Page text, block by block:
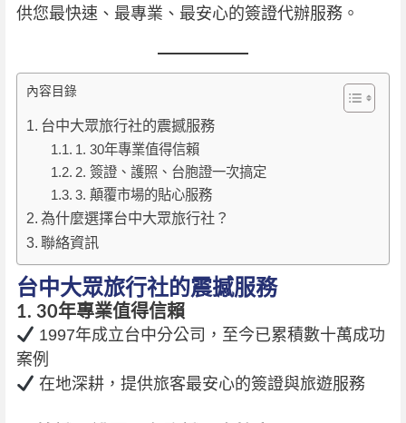
供您最快速、最專業、最安心的簽證代辦服務。
內容目錄
台中大眾旅行社的震撼服務
1. 30年專業值得信賴
2. 簽證、護照、台胞證一次搞定
3. 顛覆市場的貼心服務
為什麼選擇台中大眾旅行社？
聯絡資訊
台中大眾旅行社的震撼服務
1. 30年專業值得信賴
1997年成立台中分公司，至今已累積數十萬成功
案例
在地深耕，提供旅客最安心的簽證與旅遊服務